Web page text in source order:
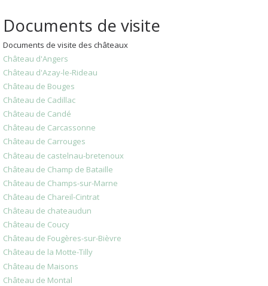
Documents de visite
Documents de visite des châteaux
Château d'Angers
Château d'Azay-le-Rideau
Château de Bouges
Château de Cadillac
Château de Candé
Château de Carcassonne
Château de Carrouges
Château de castelnau-bretenoux
Château de Champ de Bataille
Château de Champs-sur-Marne
Château de Chareil-Cintrat
Château de chateaudun
Château de Coucy
Château de Fougères-sur-Bièvre
Château de la Motte-Tilly
Château de Maisons
Château de Montal